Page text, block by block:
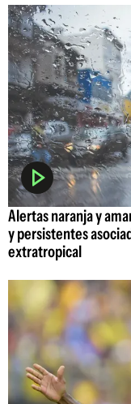
Alertas naranja y
y persistentes
extratropical